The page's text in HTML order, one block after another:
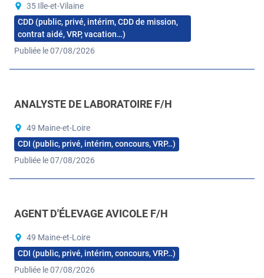
35 Ille-et-Vilaine
CDD (public, privé, intérim, CDD de mission,
contrat aidé, VRP, vacation…)
Publiée le 07/08/2026
ANALYSTE DE LABORATOIRE F/H
49 Maine-et-Loire
CDI (public, privé, intérim, concours, VRP…)
Publiée le 07/08/2026
AGENT D'ÉLEVAGE AVICOLE F/H
49 Maine-et-Loire
CDI (public, privé, intérim, concours, VRP…)
Publiée le 07/08/2026